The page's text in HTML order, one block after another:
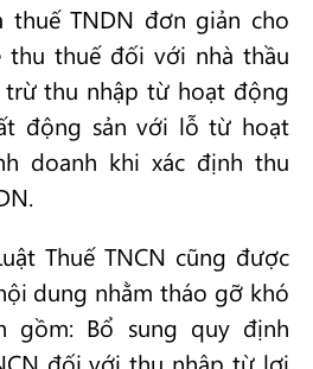
thuế TNDN đơn giản cho
thu thuế đối với nhà thầu
thu nhập từ hoạt động
động sản với lỗ từ hoạt
doanh khi xác định thu
Thuế TNCN cũng được
dung nhằm tháo gỡ khó
gồm: Bổ sung quy định
đối với thu nhập từ lợi